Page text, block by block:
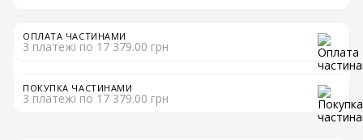
ОПЛАТА ЧАСТИНАМИ
3 платежі по 17 379.00 грн
ПОКУПКА ЧАСТИНАМИ
3 платежі по 17 379.00 грн